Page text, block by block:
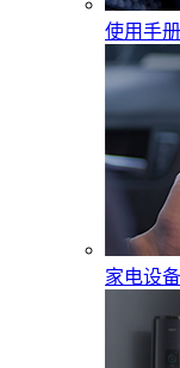
使用手册
家电设